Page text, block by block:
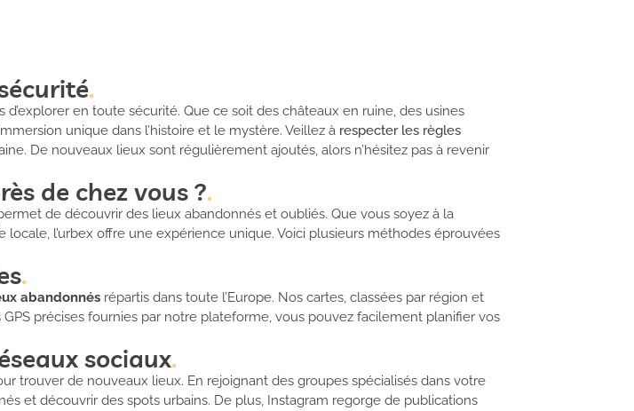
en toute sécurité. Que ce soit des châteaux en ruine, des usines
unique dans l’histoire et le mystère. Veillez à respecter les règles
De nouveaux lieux sont régulièrement ajoutés, alors n’hésitez pas à revenir
de chez vous ?
de découvrir des lieux abandonnés et oubliés. Que vous soyez à la
locale, l’urbex offre une expérience unique. Voici plusieurs méthodes éprouvées
abandonnés répartis dans toute l’Europe. Nos cartes, classées par région et
précises fournies par notre plateforme, vous pouvez facilement planifier vos
sociaux
trouver de nouveaux lieux. En rejoignant des groupes spécialisés dans votre
et découvrir des spots urbains. De plus, Instagram regorge de publications